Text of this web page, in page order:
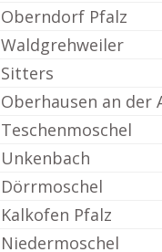
Oberndorf Pfalz
Waldgrehweiler
Sitters
Oberhausen an der
Teschenmoschel
Unkenbach
Dörrmoschel
Kalkofen Pfalz
Niedermoschel